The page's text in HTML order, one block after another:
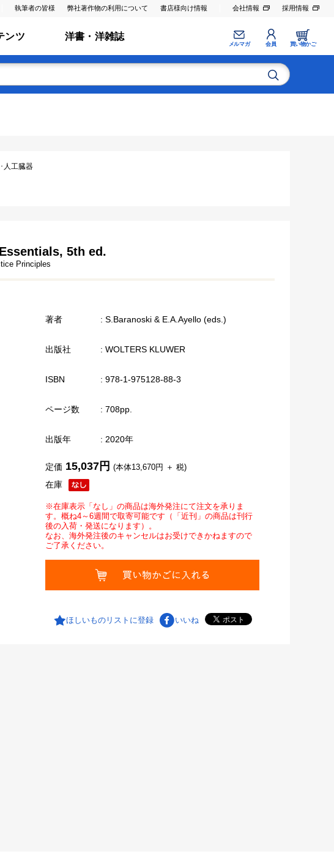
執筆者の皆様 弊社著作物の利用について 書店様向け情報 会社情報 採用情報
ンツ 洋書・洋雑誌
メルマガ 会員 買い物かご
人工臓器
5th ed.
Principles
著者 : S.Baranoski & E.A.Ayello (eds.)
出版社 : WOLTERS KLUWER
ISBN : 978-1-975128-88-3
ページ数 : 708pp.
出版年 : 2020年
在庫
定価 15,037円 (本体13,670円 ＋ 税)
※在庫表示「なし」の商品は海外発注にて注文を承りま
す。概ね4～6週間で取寄可能です（「近刊」の商品は刊行
後の入荷・発送になります）。
なお、海外発注後のキャンセルはお受けできかねますので
ご了承ください。
ほしいものリストに登録 いいね